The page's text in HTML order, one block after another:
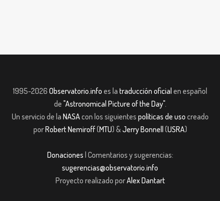
1995-2026 Observatorio.info es la traducción oficial en español
de "Astronomical Picture of the Day".
Un servicio de la NASAcon los siguientes políticas de uso creado
porRobert Nemiroff(MTU) &Jerry Bonnell (USRA)
Donaciones | Comentarios y sugerencias:
sugerencias@observatorio.info
Proyecto realizado porAlex Dantart